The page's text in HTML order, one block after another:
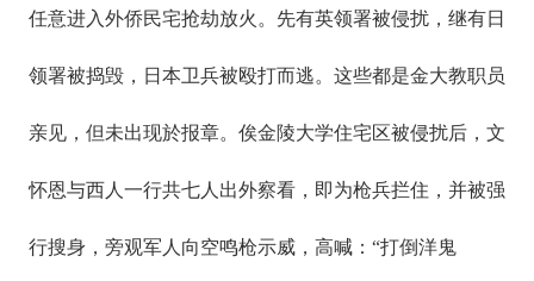
任意进入外侨民宅抢劫放火。先有英领署被侵扰，继有日
领署被捣毁，日本卫兵被殴打而逃。这些都是金大教职员
亲见，但未出现於报章。俟金陵大学住宅区被侵扰后，文
怀恩与西人一行共七人出外察看，即为枪兵拦住，并被强
行搜身，旁观军人向空鸣枪示威，高喊：“打倒洋鬼